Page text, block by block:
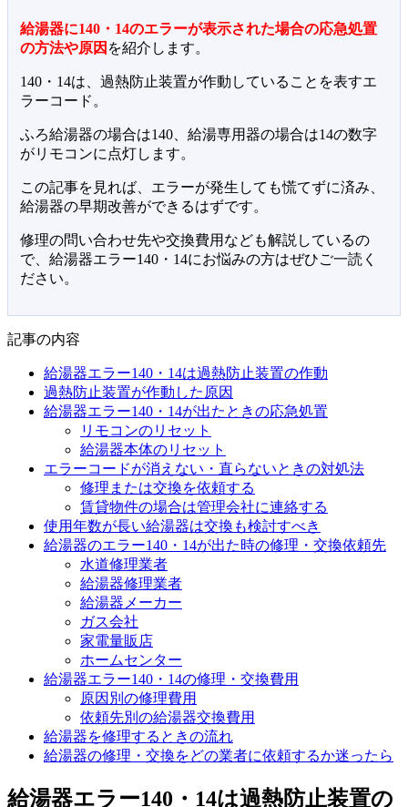
給湯器に140・14のエラーが表示された場合の応急処置
の方法や原因 を紹介します。
140・14は、過熱防止装置が作動していることを表すエ
ラーコード。
ふろ給湯器の場合は140、給湯専用器の場合は14の数字
がリモコンに点灯します。
この記事を見れば、エラーが発生しても慌てずに済み、
給湯器の早期改善ができるはずです。
修理の問い合わせ先や交換費用なども解説しているの
で、給湯器エラー140・14にお悩みの方はぜひご一読く
ださい。
記事の内容
給湯器エラー140・14は過熱防止装置の作動
過熱防止装置が作動した原因
給湯器エラー140・14が出たときの応急処置
リモコンのリセット
給湯器本体のリセット
エラーコードが消えない・直らないときの対処法
修理または交換を依頼する
賃貸物件の場合は管理会社に連絡する
使用年数が長い給湯器は交換も検討すべき
給湯器のエラー140・14が出た時の修理・交換依頼先
水道修理業者
給湯器修理業者
給湯器メーカー
ガス会社
家電量販店
ホームセンター
給湯器エラー140・14の修理・交換費用
原因別の修理費用
依頼先別の給湯器交換費用
給湯器を修理するときの流れ
給湯器の修理・交換をどの業者に依頼するか迷ったら
給湯器エラー140・14は過熱防止装置の